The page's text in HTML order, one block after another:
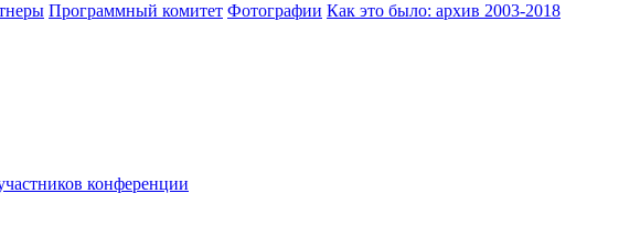
Программный комитет Фотографии Как это было: архив 2003-2018
конференции